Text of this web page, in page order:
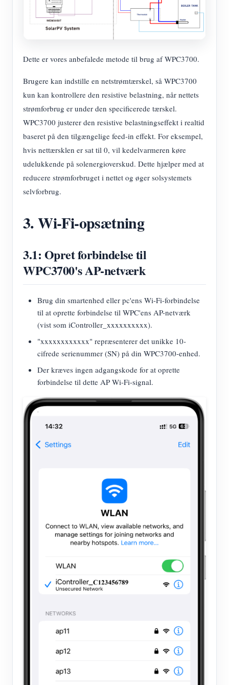
Dette er vores anbefalede metode til brug af WPC3700.
Brugere kan indstille en netstrømtærskel, så WPC3700
kun kan kontrollere den resistive belastning, når nettets
strømforbrug er under den specificerede tærskel.
WPC3700 justerer den resistive belastningseffekt i realtid
baseret på den tilgængelige feed-in effekt. For eksempel,
hvis nettærsklen er sat til 0, vil kedelvarmeren køre
udelukkende på solenergioverskud. Dette hjælper med at
reducere strømforbruget i nettet og øger solsystemets
selvforbrug.
3. Wi-Fi-opsætning
3.1: Opret forbindelse til
WPC3700's AP-netværk
Brug din smartenhed eller pc'ens Wi-Fi-forbindelse
til at oprette forbindelse til WPC'ens AP-netværk
(vist som iController_xxxxxxxxxx).
"xxxxxxxxxxxx" repræsenterer det unikke 10-
cifrede serienummer (SN) på din WPC3700-enhed.
Der kræves ingen adgangskode for at oprette
forbindelse til dette AP Wi-Fi-signal.